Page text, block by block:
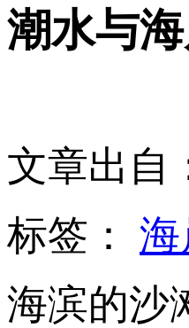
潮水与
文章出自
标签： 海
海滨的沙